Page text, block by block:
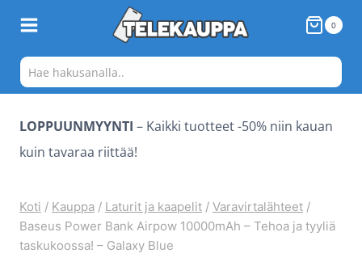
sisältöön
0
LOPPUUNMYYNTI – Kaikki tuotteet -50% niin kauan
kuin tavaraa riittää!
Koti / Kauppa / Laturit ja kaapelit / Varavirtalähteet /
Baseus Power Bank Airpow 10000mAh – Tehoa ja tyyliä
taskukoossa! – Galaxy Blue